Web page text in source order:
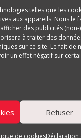
telles que les
aux appareils. Nous le
des publicités
à traiter des
sur ce site. Le fait
un effet négatif sur
Refuser
de cookies
convoqué à un
jour avant
général
au salarié 3
personnel que
verbal
le début de